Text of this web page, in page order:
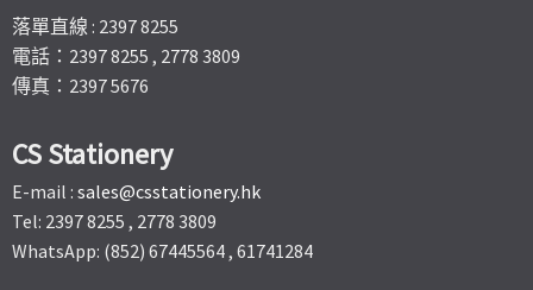
落單直線 : 2397 8255
電話：2397 8255 , 2778 3809
傳真：2397 5676
CS Stationery
E-mail : sales@csstationery.hk
Tel: 2397 8255 , 2778 3809
WhatsApp: (852) 67445564 , 61741284